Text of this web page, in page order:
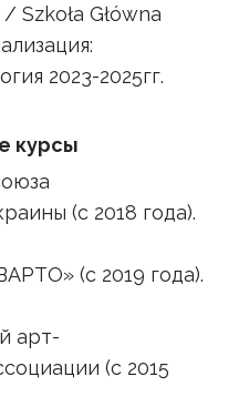
Szkoła Główna
2023-2025гг.
курсы
(с 2018 года).
(с 2019 года).
арт-
(с 2015